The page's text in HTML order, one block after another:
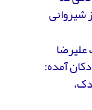
شیروانی
علیرضا
آمده: